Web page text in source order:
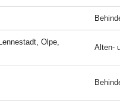
Olpe,
Alten-